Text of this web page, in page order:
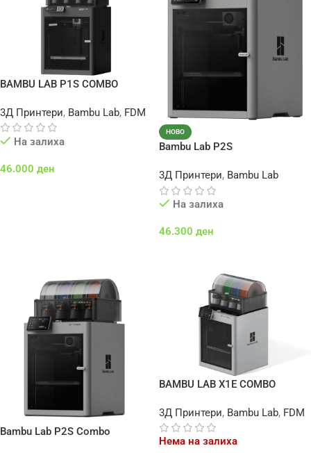
BAMBU LAB P1S COMBO
3Д Принтери, Bambu Lab, FDM
На залиха
46.000 ден
НОВО
Bambu Lab P2S
3Д Принтери, Bambu Lab
На залиха
46.300 ден
Bambu Lab P2S Combo
BAMBU LAB X1E COMBO
3Д Принтери, Bambu Lab, FDM
Нема на залиха